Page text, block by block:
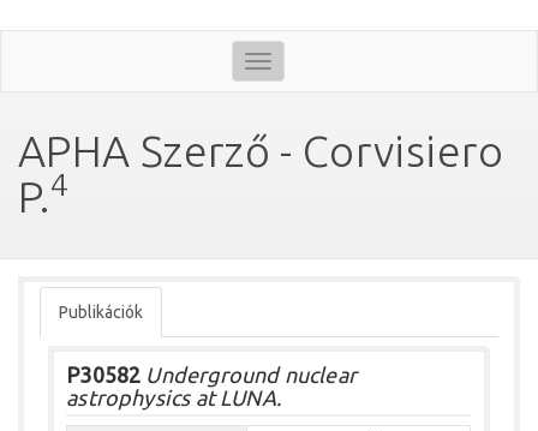
Toggle
navigation
APHA Szerző - Corvisiero
P.4
Publikációk
P30582 Underground nuclear
astrophysics at LUNA.